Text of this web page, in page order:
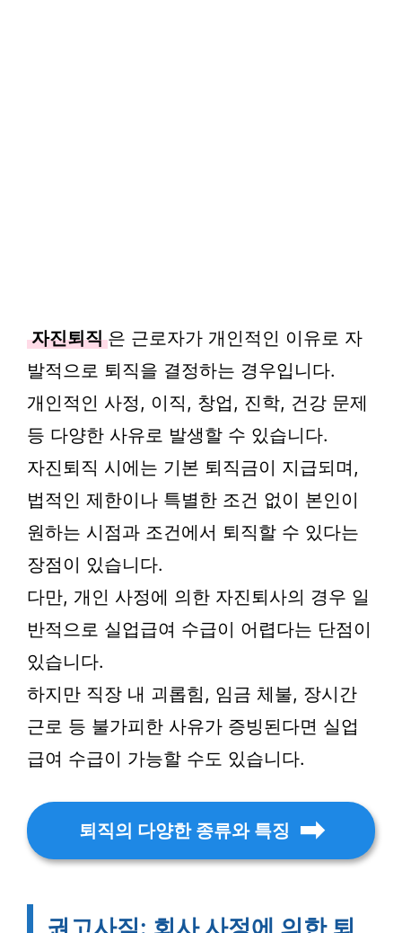
자진퇴직 은 근로자가 개인적인 이유로 자
발적으로 퇴직을 결정하는 경우입니다.
개인적인 사정, 이직, 창업, 진학, 건강 문제
등 다양한 사유로 발생할 수 있습니다.
자진퇴직 시에는 기본 퇴직금이 지급되며,
법적인 제한이나 특별한 조건 없이 본인이
원하는 시점과 조건에서 퇴직할 수 있다는
장점이 있습니다.
다만, 개인 사정에 의한 자진퇴사의 경우 일
반적으로 실업급여 수급이 어렵다는 단점이
있습니다.
하지만 직장 내 괴롭힘, 임금 체불, 장시간
근로 등 불가피한 사유가 증빙된다면 실업
급여 수급이 가능할 수도 있습니다.
퇴직의 다양한 종류와 특징
권고사직: 회사 사정에 의한 퇴